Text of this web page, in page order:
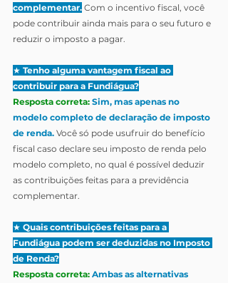
complementar. Com o incentivo fiscal, você
pode contribuir ainda mais para o seu futuro e
reduzir o imposto a pagar.
★ Tenho alguma vantagem fiscal ao
contribuir para a Fundiágua?
Resposta correta: Sim, mas apenas no
modelo completo de declaração de imposto
de renda. Você só pode usufruir do benefício
fiscal caso declare seu imposto de renda pelo
modelo completo, no qual é possível deduzir
as contribuições feitas para a previdência
complementar.
★ Quais contribuições feitas para a
Fundiágua podem ser deduzidas no Imposto
de Renda?
Resposta correta: Ambas as alternativas